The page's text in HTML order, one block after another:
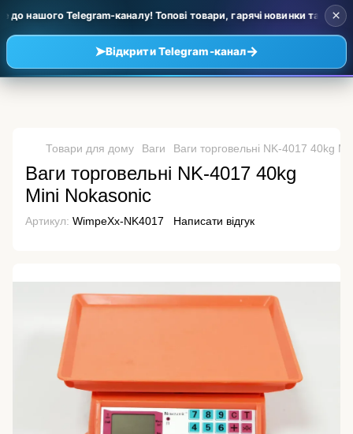
нашого Telegram-каналу! Топові товари, гарячі новинки та уцінка
➤Відкрити Telegram-канал→
×
Товари для дому Ваги Ваги торговельні NK-4017 40kg
Ваги торговельні NK-4017 40kg
Mini Nokasonic
Артикул: WimpeXx-NK4017 Написати відгук